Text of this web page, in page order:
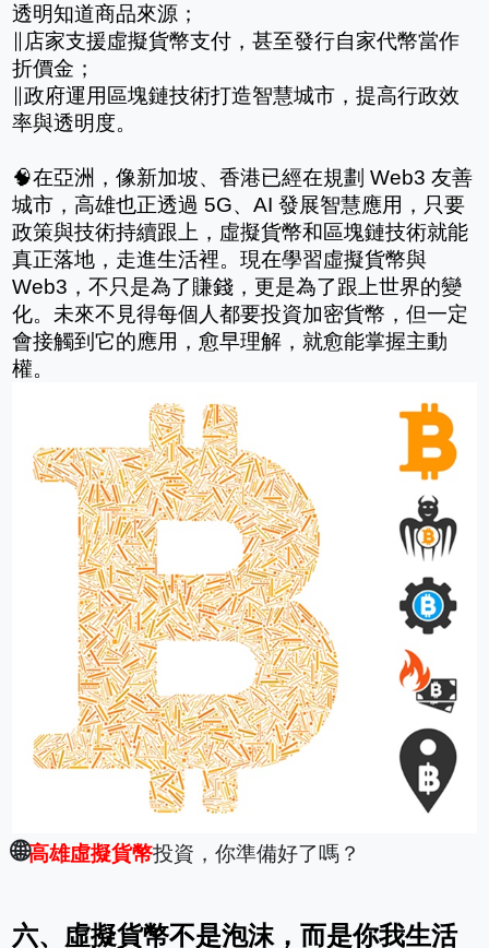
透明知道商品來源；
∥店家支援虛擬貨幣支付，甚至發行自家代幣當作
折價金；
∥政府運用區塊鏈技術打造智慧城市，提高行政效
率與透明度。
🧠在亞洲，像新加坡、香港已經在規劃 Web3 友善
城市，高雄也正透過 5G、AI 發展智慧應用，只要
政策與技術持續跟上，虛擬貨幣和區塊鏈技術就能
真正落地，走進生活裡。現在學習虛擬貨幣與
Web3，不只是為了賺錢，更是為了跟上世界的變
化。未來不見得每個人都要投資加密貨幣，但一定
會接觸到它的應用，愈早理解，就愈能掌握主動
權。
🌐高雄虛擬貨幣投資，你準備好了嗎？
六、虛擬貨幣不是泡沫，而是你我生活